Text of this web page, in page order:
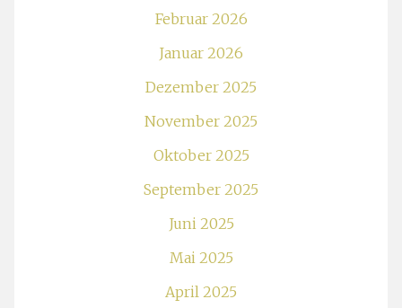
Februar 2026
Januar 2026
Dezember 2025
November 2025
Oktober 2025
September 2025
Juni 2025
Mai 2025
April 2025